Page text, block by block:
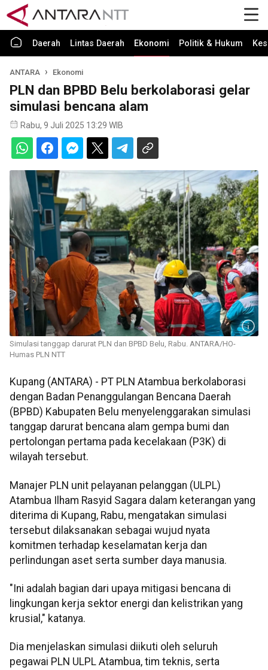
Daerah Lintas Daerah Ekonomi Politik & Hukum
ANTARA Ekonomi
PLN dan BPBD Belu berkolaborasi gelar
simulasi bencana alam
Rabu, 9 Juli 2025 13:29 WIB
Simulasi tanggap darurat PLN dan BPBD Belu, Rabu. ANTARA/HO-
Humas PLN NTT
Kupang (ANTARA) - PT PLN Atambua berkolaborasi
dengan Badan Penanggulangan Bencana Daerah
(BPBD) Kabupaten Belu menyelenggarakan simulasi
tanggap darurat bencana alam gempa bumi dan
pertolongan pertama pada kecelakaan (P3K) di
wilayah tersebut.
Manajer PLN unit pelayanan pelanggan (ULPL)
Atambua Ilham Rasyid Sagara dalam keterangan yang
diterima di Kupang, Rabu, mengatakan simulasi
tersebut dilaksanakan sebagai wujud nyata
komitmen terhadap keselamatan kerja dan
perlindungan aset serta sumber daya manusia.
"Ini adalah bagian dari upaya mitigasi bencana di
lingkungan kerja sektor energi dan kelistrikan yang
krusial," katanya.
Dia menjelaskan simulasi diikuti oleh seluruh
pegawai PLN ULPL Atambua, tim teknis, serta